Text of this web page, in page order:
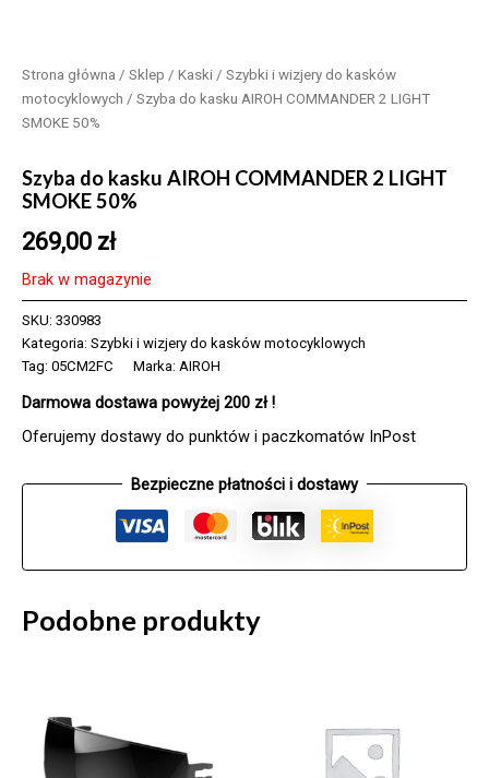
Strona główna / Sklep / Kaski / Szybki i wizjery do kasków
motocyklowych / Szyba do kasku AIROH COMMANDER 2 LIGHT
SMOKE 50%
Szyba do kasku AIROH COMMANDER 2 LIGHT
SMOKE 50%
269,00 zł
Brak w magazynie
SKU: 330983
Kategoria: Szybki i wizjery do kasków motocyklowych
Tag: 05CM2FC Marka: AIROH
Darmowa dostawa powyżej 200 zł !
Oferujemy dostawy do punktów i paczkomatów InPost
Bezpieczne płatności i dostawy
Podobne produkty